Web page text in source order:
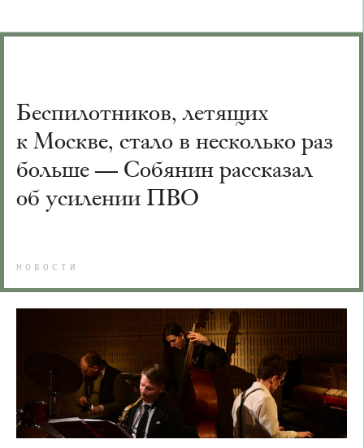
Беспилотников, летящих
к Москве, стало в несколько раз
больше — Собянин рассказал
об усилении ПВО
НОВОСТИ